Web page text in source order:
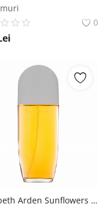
0
Elizabeth Arden Sunflowers eau de Toilette pentru femei 100 ml Elizabeth Arden